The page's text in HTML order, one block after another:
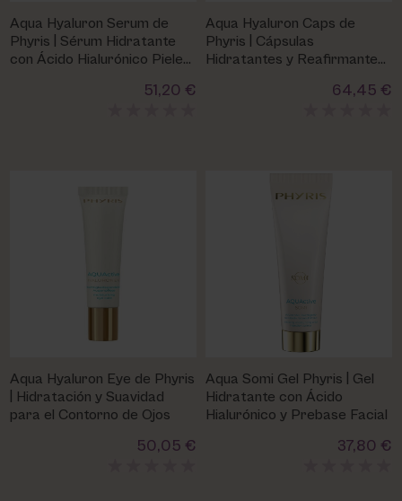
Aqua Hyaluron Serum de
Phyris | Sérum Hidratante
con Ácido Hialurónico Pieles
51,20 €
Aqua Hyaluron Caps de
Phyris | Cápsulas
Hidratantes y Reafirmantes
64,45 €
Aqua Hyaluron Eye de Phyris
| Hidratación y Suavidad
para el Contorno de Ojos
50,05 €
Aqua Somi Gel Phyris | Gel
Hidratante con Ácido
Hialurónico y Prebase Facial
37,80 €